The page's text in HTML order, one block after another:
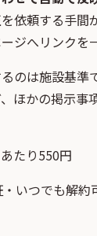
依頼する手間
ジへリンクを
のは施設基準
ほかの掲示事
たり550円
いつでも解約